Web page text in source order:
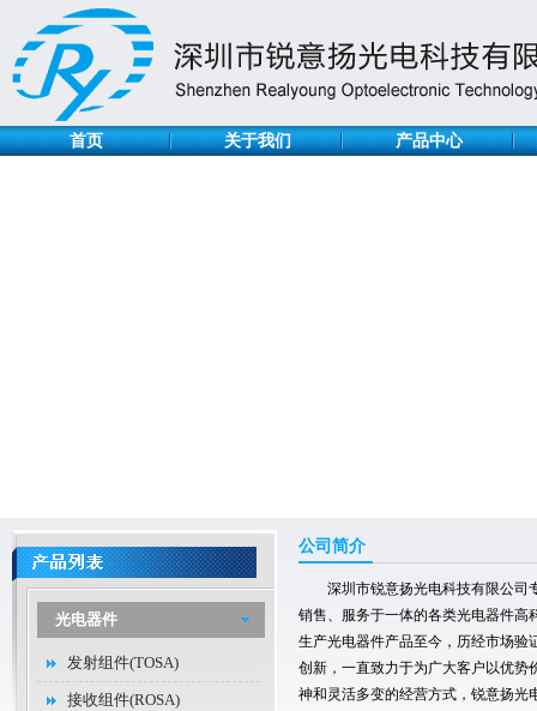
首页 关于我们 产品中心
光电器件
发射组件(TOSA)
接收组件(ROSA)
公司简介
深圳市锐意扬光电科技有限公司
销售、服务于一体的各类光电器件高
生产光电器件产品至今，历经市场验
创新，一直致力于为广大客户以优势
神和灵活多变的经营方式，锐意扬光